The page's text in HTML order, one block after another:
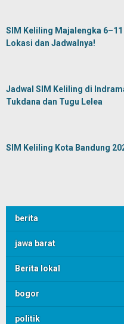
SIM Keliling Majalengka
Lokasi dan Jadwalnya!
Jadwal SIM Keliling di
Tukdana dan Tugu Lelea
SIM Keliling Kota Bandung
berita
jawa barat
Berita lokal
bogor
politik